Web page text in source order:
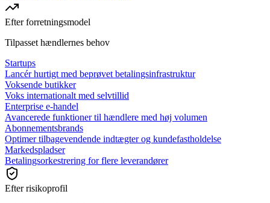
Efter forretningsmodel
Tilpasset hændlernes behov
Startups
Lancér hurtigt med beprøvet betalingsinfrastruktur
Voksende butikker
Voks internationalt med selvtillid
Enterprise e-handel
Avancerede funktioner til hændlere med høj volumen
Abonnementsbrands
Optimer tilbagevendende indtægter og kundefastholdelse
Markedspladser
Betalingsorkestrering for flere leverandører
Efter risikoprofil